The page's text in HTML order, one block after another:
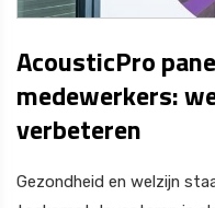
AcousticPro
medewerkers:
verbeteren
Gezondheid en welzijn